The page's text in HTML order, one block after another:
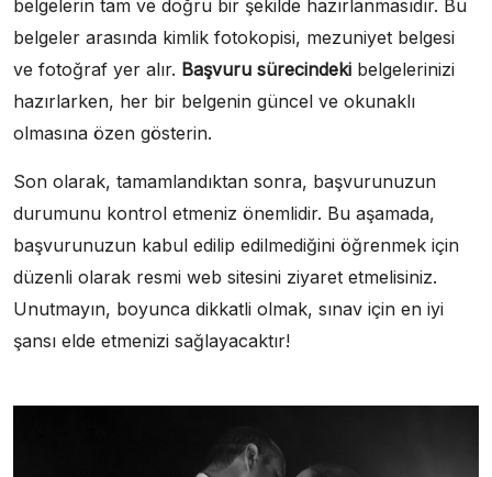
belgelerin tam ve doğru bir şekilde hazırlanmasıdır. Bu
belgeler arasında kimlik fotokopisi, mezuniyet belgesi
ve fotoğraf yer alır. Başvuru sürecindeki belgelerinizi
hazırlarken, her bir belgenin güncel ve okunaklı
olmasına özen gösterin.
Son olarak, tamamlandıktan sonra, başvurunuzun
durumunu kontrol etmeniz önemlidir. Bu aşamada,
başvurunuzun kabul edilip edilmediğini öğrenmek için
düzenli olarak resmi web sitesini ziyaret etmelisiniz.
Unutmayın, boyunca dikkatli olmak, sınav için en iyi
şansı elde etmenizi sağlayacaktır!